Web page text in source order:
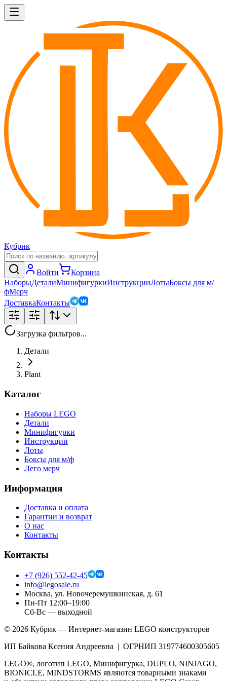
Кубрик
Войти
Корзина
НаборыДеталиМинифигуркиИнструкцииЛотыБоксы для м/
фМерч
ДоставкаКонтакты
Загрузка фильтров...
Детали
Plant
Каталог
Наборы LEGO
Детали
Минифигурки
Инструкции
Лоты
Боксы для м/ф
Лего мерч
Информация
Доставка и оплата
Гарантии и возврат
О нас
Контакты
Контакты
+7 (926) 552-42-45
info@legosale.ru
Москва, ул. Новочеремушкинская, д. 61
Пн-Пт 12:00–19:00
Сб-Вс — выходной
© 2026 Кубрик — Интернет-магазин LEGO конструкторов
ИП Байкова Ксения Андреевна | ОГРНИП 319774600305605
LEGO®, логотип LEGO, Минифигурка, DUPLO, NINJAGO,
BIONICLE, MINDSTORMS являются товарными знаками